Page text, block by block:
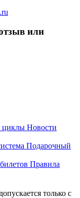
или
циклы Новости
Подарочный
Правила
только с